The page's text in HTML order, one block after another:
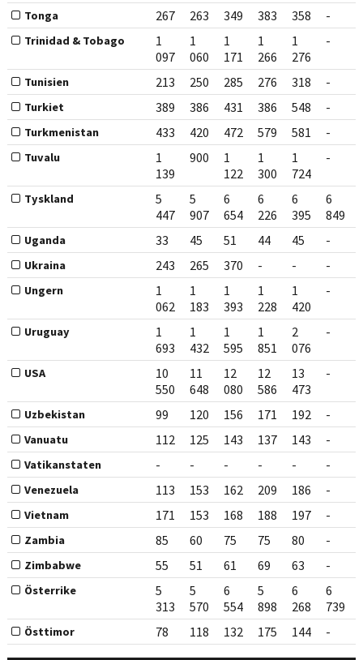
Tonga 267 263 349 383 358 -
Trinidad & Tobago
1
097
1
060
1
171
1
266
1
276
-
Tunisien 213 250 285 276 318 -
Turkiet 389 386 431 386 548 -
Turkmenistan 433 420 472 579 581 -
Tuvalu
1
139
900
1
122
1
300
1
724
-
Tyskland
5
447
5
907
6
654
6
226
6
395
6
849
Uganda 33 45 51 44 45 -
Ukraina 243 265 370 - - -
Ungern
1
062
1
183
1
393
1
228
1
420
-
Uruguay
1
693
1
432
1
595
1
851
2
076
-
USA
10
550
11
648
12
080
12
586
13
473
-
Uzbekistan 99 120 156 171 192 -
Vanuatu 112 125 143 137 143 -
Vatikanstaten - - - - - -
Venezuela 113 153 162 209 186 -
Vietnam 171 153 168 188 197 -
Zambia 85 60 75 75 80 -
Zimbabwe 55 51 61 69 63 -
Österrike
5
313
5
570
6
554
5
898
6
268
6
739
Östtimor 78 118 132 175 144 -